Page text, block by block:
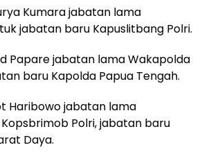
Kumara jabatan lama
jabatan baru Kapuslitbang Polri.
Papare jabatan lama Wakapolda
baru Kapolda Papua Tengah.
Haribowo jabatan lama
Polri, jabatan baru
Daya.